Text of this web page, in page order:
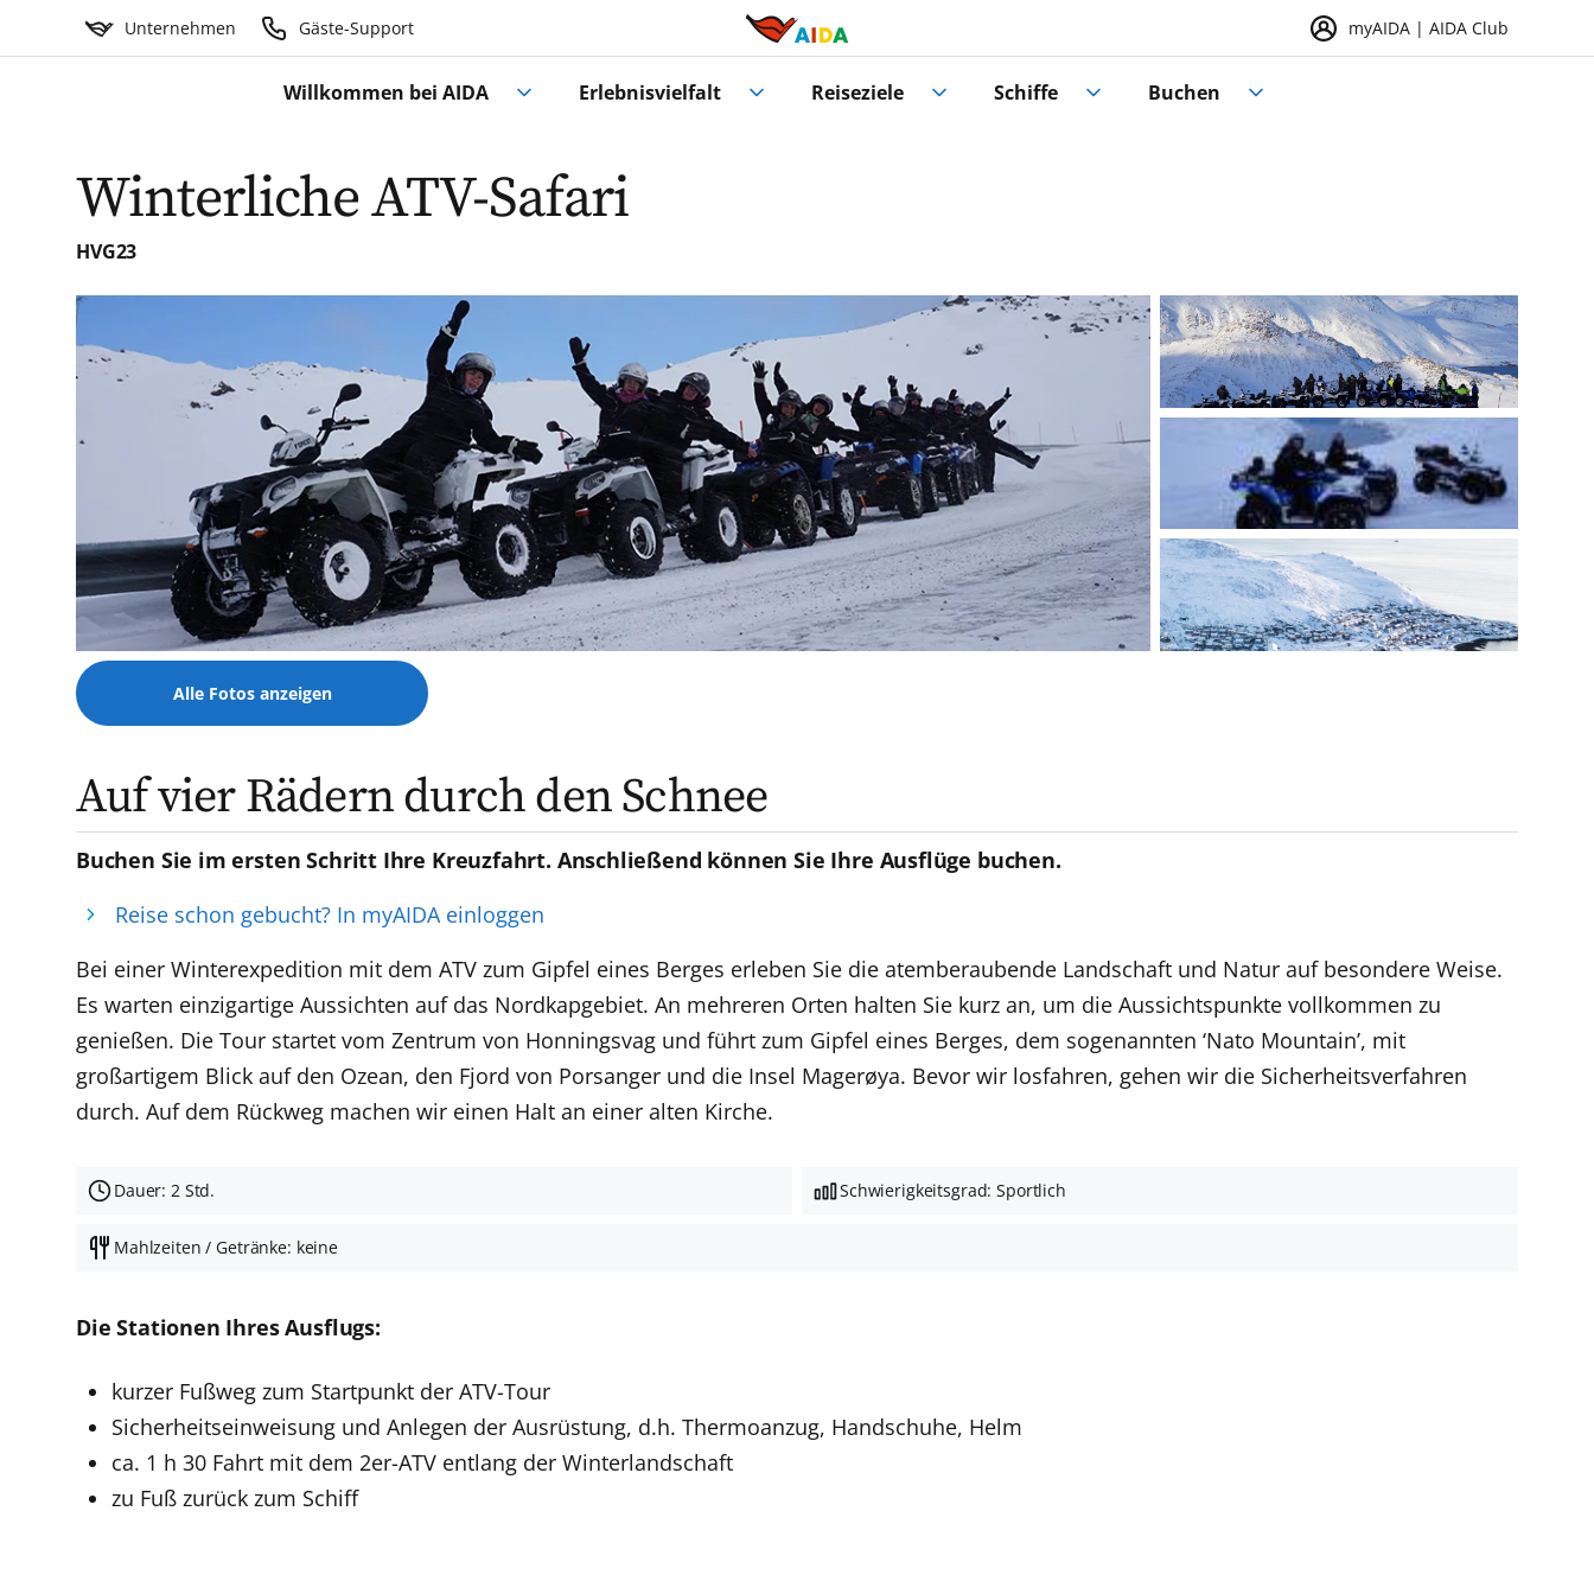
Unternehmen Gäste-Support myAIDA | AIDA Club
Willkommen bei AIDA Erlebnisvielfalt Reiseziele Schiffe Buchen
Winterliche ATV-Safari
HVG23
Alle Fotos anzeigen
Auf vier Rädern durch den Schnee
Buchen Sie im ersten Schritt Ihre Kreuzfahrt. Anschließend können Sie Ihre Ausflüge buchen.
Reise schon gebucht? In myAIDA einloggen
Bei einer Winterexpedition mit dem ATV zum Gipfel eines Berges erleben Sie die atemberaubende Landschaft und Natur auf besondere Weise.
Es warten einzigartige Aussichten auf das Nordkapgebiet. An mehreren Orten halten Sie kurz an, um die Aussichtspunkte vollkommen zu
genießen. Die Tour startet vom Zentrum von Honningsvag und führt zum Gipfel eines Berges, dem sogenannten ‘Nato Mountain’, mit
großartigem Blick auf den Ozean, den Fjord von Porsanger und die Insel Magerøya. Bevor wir losfahren, gehen wir die Sicherheitsverfahren
durch. Auf dem Rückweg machen wir einen Halt an einer alten Kirche.
Dauer: 2 Std. Schwierigkeitsgrad: Sportlich
Mahlzeiten / Getränke: keine
Die Stationen Ihres Ausflugs:
kurzer Fußweg zum Startpunkt der ATV-Tour
Sicherheitseinweisung und Anlegen der Ausrüstung, d.h. Thermoanzug, Handschuhe, Helm
ca. 1 h 30 Fahrt mit dem 2er-ATV entlang der Winterlandschaft
zu Fuß zurück zum Schiff